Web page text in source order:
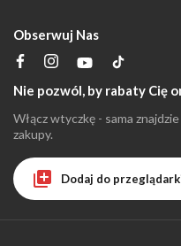
Obserwuj Nas
Nie pozwól, by rabaty Cię
Włącz wtyczkę - sama
zakupy.
Dodaj do